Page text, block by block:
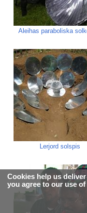
Aleihas paraboliska
Lerjord solspis
Cookies help us
you agree to our use